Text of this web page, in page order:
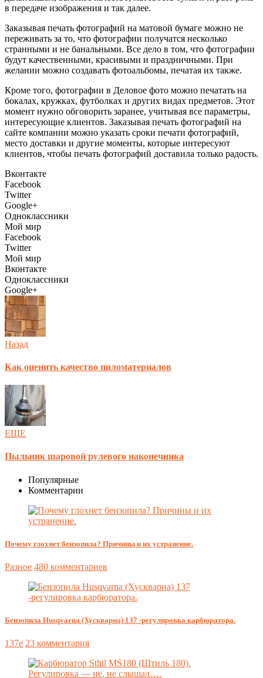
в передаче изображения и так далее.
Заказывая печать фотографий на матовой бумаге можно не
переживать за то, что фотографии получатся несколько
странными и не банальными. Все дело в том, что фотографии
будут качественными, красивыми и праздничными. При
желании можно создавать фотоальбомы, печатая их также.
Кроме того, фотографии в Деловое фото можно печатать на
бокалах, кружках, футболках и других видах предметов. Этот
момент нужно обговорить заранее, учитывая все параметры,
интересующие клиентов. Заказывая печать фотографий на
сайте компании можно указать сроки печати фотографий,
место доставки и другие моменты, которые интересуют
клиентов, чтобы печать фотографий доставила только радость.
Вконтакте
Facebook
Twitter
Google+
Одноклассники
Мой мир
Facebook
Twitter
Мой мир
Вконтакте
Одноклассники
Google+
Назад
Как оценить качество пиломатериалов
ЕЩЕ
Пыльник шаровой рулевого наконечника
Популярные
Комментарии
Почему глохнет бензопила? Причины и их устранение.
Разное 480 комментариев
Бензопила Husqvarna (Хускварна) 137 -регулировка карбюратора.
137e 23 комментария